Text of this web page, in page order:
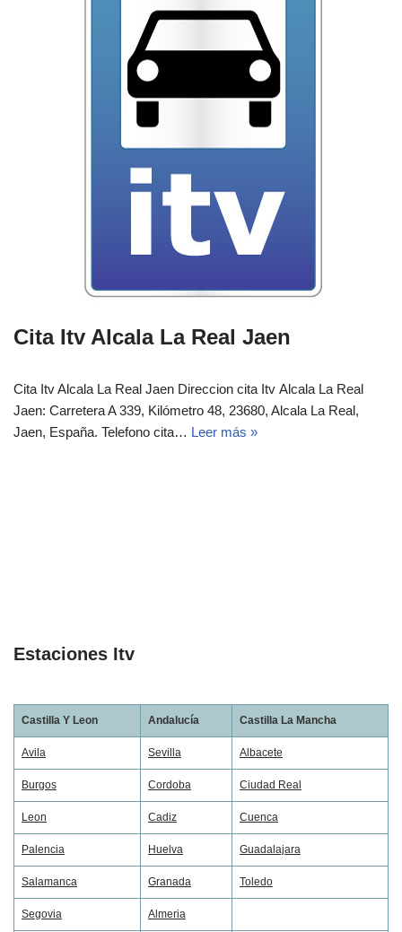
Cita Itv Alcala La Real Jaen
Cita Itv Alcala La Real Jaen Direccion cita Itv Alcala La Real
Jaen: Carretera A 339, Kilómetro 48, 23680, Alcala La Real,
Jaen, España.‎‎ Telefono cita… Leer más »
Estaciones Itv
Castilla Y Leon Andalucía Castilla La Mancha
Avila Sevilla Albacete
Burgos Cordoba Ciudad Real
Leon Cadiz Cuenca
Palencia Huelva Guadalajara
Salamanca Granada Toledo
Segovia Almeria